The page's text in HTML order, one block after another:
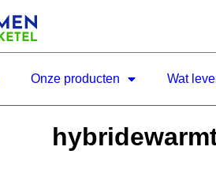
Onze producten Wat